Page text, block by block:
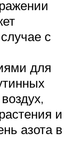
с
для
и
азота в